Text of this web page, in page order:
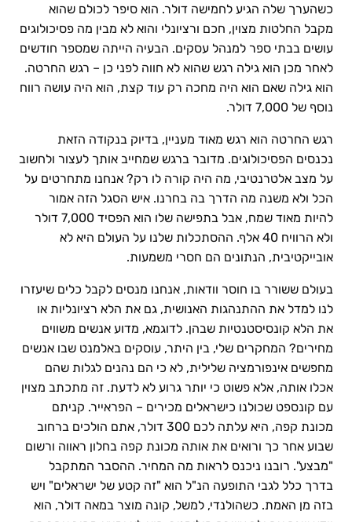
כשהערך שלה הגיע לחמישה דולר. הוא סיפר לכולם שהוא
מקבל החלטות מצוין, חכם ורציונלי והוא לא מבין מה פסיכולוגים
עושים בבתי ספר למנהל עסקים. הבעיה הייתה שמספר חודשים
לאחר מכן הוא גילה רגש שהוא לא חווה לפני כן – רגש החרטה.
הוא גילה שאם הוא היה מחכה רק עוד קצת, הוא היה עושה רווח
נוסף של 7,000 דולר.
רגש החרטה הוא רגש מאוד מעניין, בדיוק בנקודה הזאת
נכנסים הפסיכולוגים. מדובר ברגש שמחייב אותך לעצור ולחשוב
על מצב אלטרנטיבי, מה היה קורה לו רק? אנחנו מתחרטים על
הכל ולא משנה מה הדרך בה בחרנו. איש הסגל הזה אמור
להיות מאוד שמח, אבל בתפישה שלו הוא הפסיד 7,000 דולר
ולא הרוויח 40 אלף. ההסתכלות שלנו על העולם היא לא
אובייקטיבית, הנתונים הם חסרי משמעות.
בעולם ששורר בו חוסר וודאות, אנחנו מנסים לקבל כלים שיעזרו
לנו למדל את ההתנהגות האנושית, גם את הלא רציונליות או
את הלא קונסיסטנטיות שבהן. לדוגמא, מדוע אנשים משווים
מחירים? המחקרים שלי, בין היתר, עוסקים באלמנט שבו אנשים
מחפשים אינפורמציה שלילית, לא כי הם נהנים לגלות שהם
אכלו אותה, אלא פשוט כי יותר גרוע לא לדעת. זה מתכתב מצוין
עם קונספט שכולנו כישראלים מכירים – הפראייר. קניתם
מכונת קפה, היא עלתה לכם 300 דולר, אתם הולכים ברחוב
שבוע אחר כך ורואים את אותה מכונת קפה בחלון ראווה ורשום
"מבצע". רובנו ניכנס לראות מה המחיר. ההסבר המתקבל
בדרך כלל לגבי התופעה הנ"ל הוא "זה קטע של ישראלים" ויש
בזה מן האמת. כשהולנדי, למשל, קונה מוצר במאה דולר, הוא